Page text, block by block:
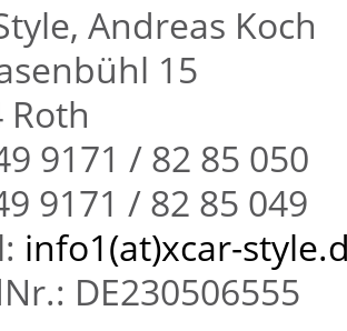
Andreas Koch
15
Roth
9171 / 82 85 050
9171 / 82 85 049
info1(at)xcar-
DE230506555